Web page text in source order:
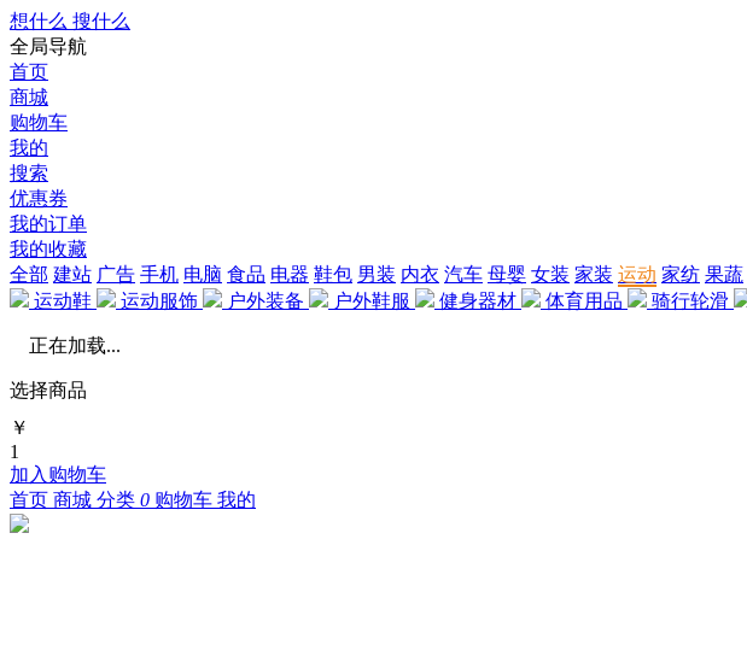
想什么 搜什么
全局导航
首页
商城
购物车
我的
搜索
优惠券
我的订单
我的收藏
全部 建站 广告 手机 电脑 食品 电器 鞋包 男装 内衣 汽车 母婴 女装 家装 运动 家纺 果蔬
运动鞋
运动服饰 户外装备 户外鞋服 健身器材 体育用品 骑行轮滑
正在加载...
选择商品
￥
1
加入购物车
首页 商城 分类 0 购物车 我的